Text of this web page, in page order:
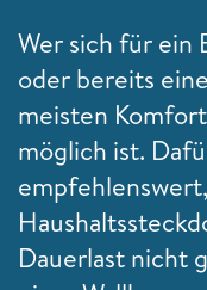
Wer sich für ein
oder bereits
meisten
möglich ist.
Dauerlast nicht